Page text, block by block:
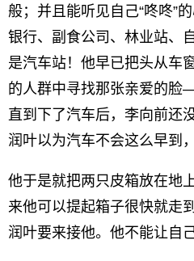
般；并且能听见自己“咚咚”
银行、副食公司、林业站
是汽车站！他早已把头从车
的人群中寻找那张亲爱的
直到下了汽车后，李向前还
润叶以为汽车不会这么早到
他于是就把两只皮箱放在地
来他可以提起箱子很快就走
润叶要来接他。他不能让自